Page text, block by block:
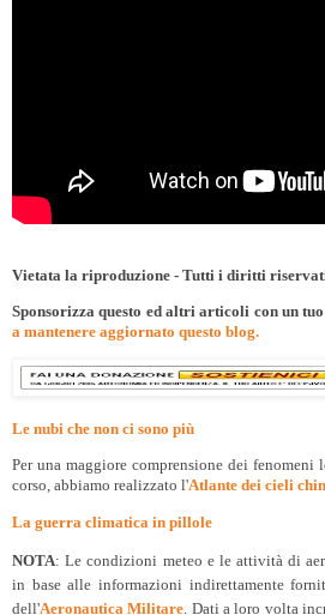
Vietata la riproduzione - Tutti i diritti
Sponsorizza questo ed altri articoli con un
a mantenere aggiornato questo blog.
Le nubi che non ci sono più
Per una maggiore comprensione dei fenomeni
corso, abbiamo realizzato l'Atlante dei cieli
La guerra climatica in pillole
NOTA: Le condizioni meteo e le attività di
in base alle informazioni indirettamente
dell'Aeronautica Militare. Dati a loro volta